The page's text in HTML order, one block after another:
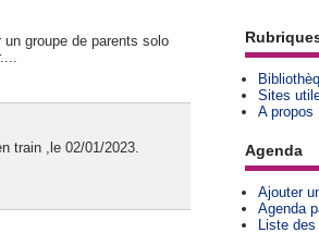
groupe de parents solo
train ,le 02/01/2023.
Sites
A propos
Agenda
Ajouter
Agenda
Liste